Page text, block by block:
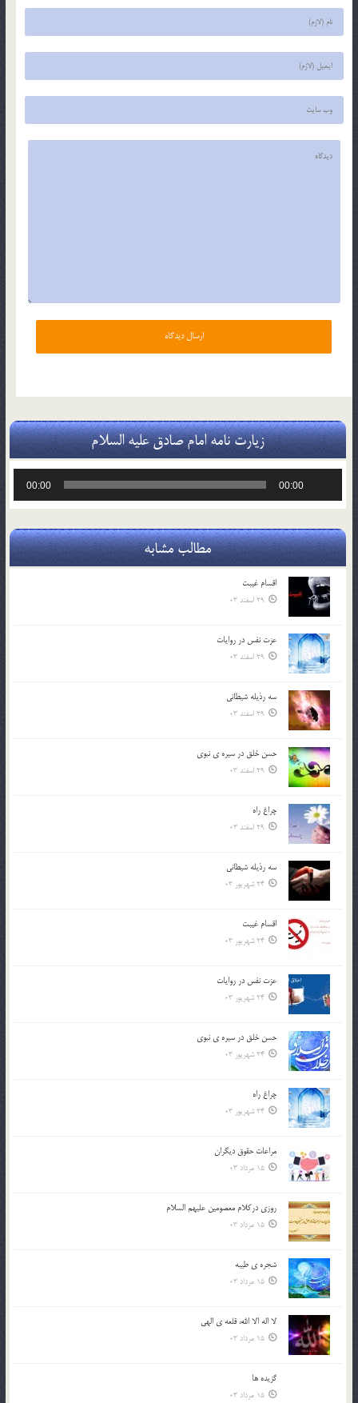
زیارت نامه امام صادق علیه السلام
00:00
00:00
مطالب مشابه
اقسام غيبت
29 اسفند 03
عزت نفس در روايات
29 اسفند 03
سه رذیله شیطانی
29 اسفند 03
حسن خلق در سيره ي نبوي
29 اسفند 03
چراغ راه
29 اسفند 03
سه رذیله شیطانی
24 شهریور 03
اقسام غيبت
24 شهریور 03
عزت نفس در روايات
24 شهریور 03
حسن خلق در سيره ي نبوي
24 شهریور 03
چراغ راه
24 شهریور 03
مراعات حقوق ديگران
15 مرداد 03
روزي دركلام معصومين عليهم السلام
15 مرداد 03
شجره ي طيبه
15 مرداد 03
لا اله الا الله، قلعه ي الهي
15 مرداد 03
گزيده ها
15 مرداد 03